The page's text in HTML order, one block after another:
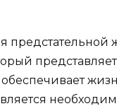
предстательной